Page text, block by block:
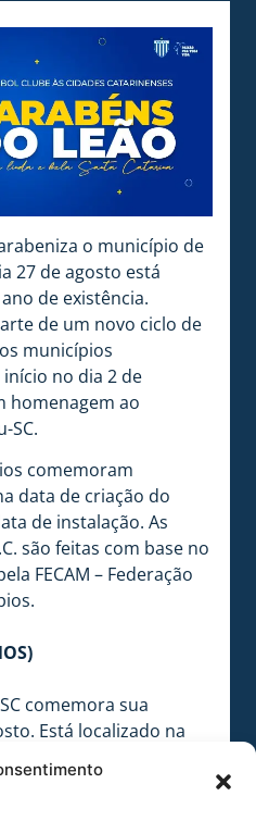
o município de
27 de agosto está
de existência.
de um novo ciclo de
municípios
no dia 2 de
homenagem ao
SC.
comemoram
data de criação do
de instalação. As
são feitas com base no
FECAM – Federação
comemora sua
Está localizado na
a uma distância de